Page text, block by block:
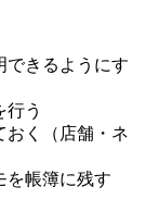
できるようにす
行う
おく（店舗・ネ
を帳簿に残す